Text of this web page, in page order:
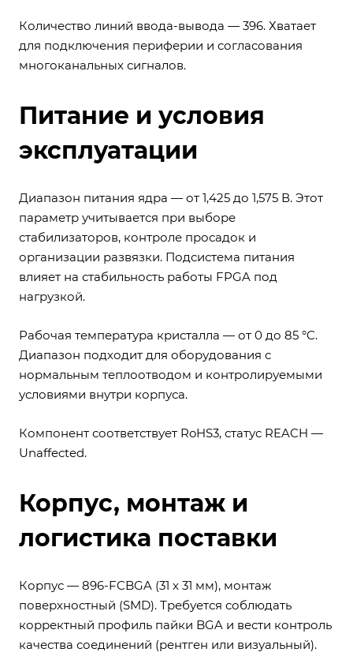
Количество линий ввода-вывода — 396. Хватает
для подключения периферии и согласования
многоканальных сигналов.
Питание и условия
эксплуатации
Диапазон питания ядра — от 1,425 до 1,575 В. Этот
параметр учитывается при выборе
стабилизаторов, контроле просадок и
организации развязки. Подсистема питания
влияет на стабильность работы FPGA под
нагрузкой.
Рабочая температура кристалла — от 0 до 85 °C.
Диапазон подходит для оборудования с
нормальным теплоотводом и контролируемыми
условиями внутри корпуса.
Компонент соответствует RoHS3, статус REACH —
Unaffected.
Корпус, монтаж и
логистика поставки
Корпус — 896-FCBGA (31 x 31 мм), монтаж
поверхностный (SMD). Требуется соблюдать
корректный профиль пайки BGA и вести контроль
качества соединений (рентген или визуальный).